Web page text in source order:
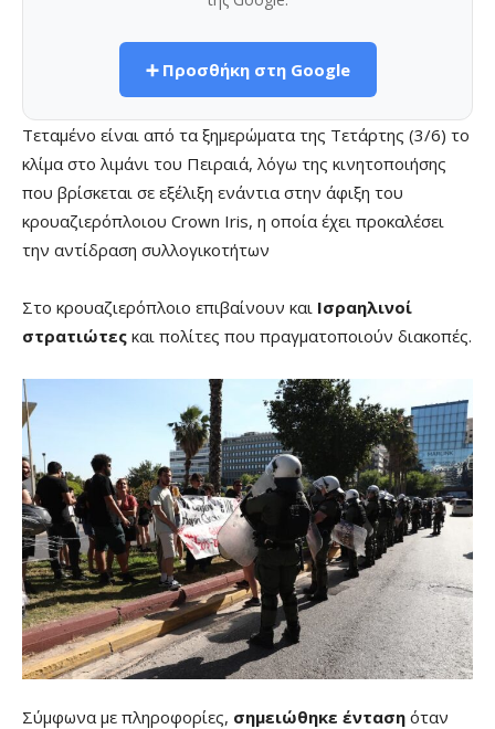
➕ Προσθήκη στη Google
Τεταμένο είναι από τα ξημερώματα της Τετάρτης (3/6) το
κλίμα στο λιμάνι του Πειραιά, λόγω της κινητοποιήσης
που βρίσκεται σε εξέλιξη ενάντια στην άφιξη του
κρουαζιερόπλοιου Crown Iris, η οποία έχει προκαλέσει
την αντίδραση συλλογικοτήτων
Στο κρουαζιερόπλοιο επιβαίνουν και Ισραηλινοί
στρατιώτες και πολίτες που πραγματοποιούν διακοπές.
Σύμφωνα με πληροφορίες, σημειώθηκε ένταση όταν